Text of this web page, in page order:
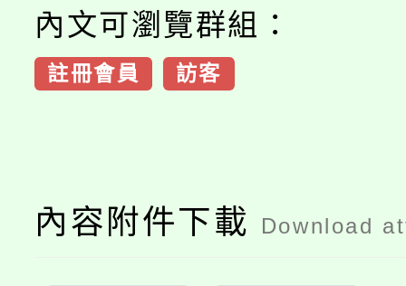
內文可瀏覽群組：
註冊會員 訪客
內容附件下載 Download